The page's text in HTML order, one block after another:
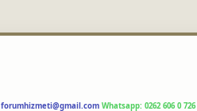
forumhizmeti@gmail.com Whatsapp: 0262 606 0 726